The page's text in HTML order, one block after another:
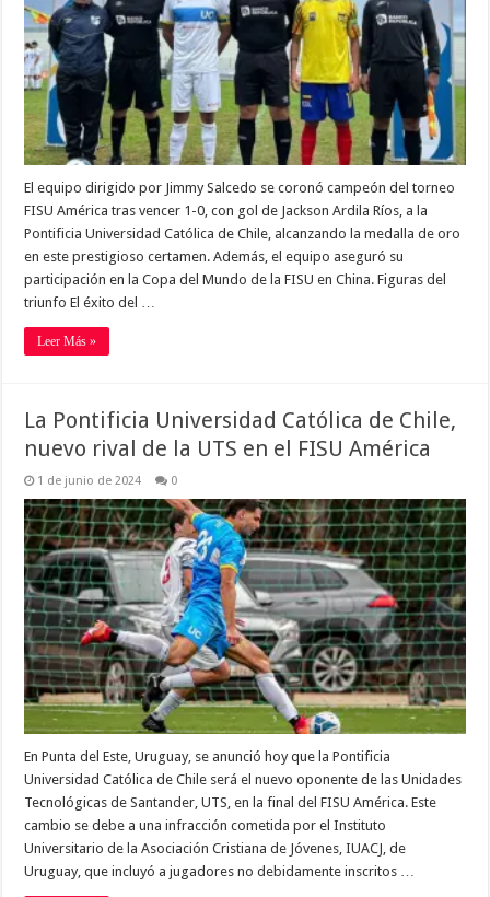
El equipo dirigido por Jimmy Salcedo se coronó campeón del torneo
FISU América tras vencer 1-0, con gol de Jackson Ardila Ríos, a la
Pontificia Universidad Católica de Chile, alcanzando la medalla de oro
en este prestigioso certamen. Además, el equipo aseguró su
participación en la Copa del Mundo de la FISU en China. Figuras del
triunfo El éxito del …
Leer Más »
La Pontificia Universidad Católica de Chile,
nuevo rival de la UTS en el FISU América
1 de junio de 2024 0
En Punta del Este, Uruguay, se anunció hoy que la Pontificia
Universidad Católica de Chile será el nuevo oponente de las Unidades
Tecnológicas de Santander, UTS, en la final del FISU América. Este
cambio se debe a una infracción cometida por el Instituto
Universitario de la Asociación Cristiana de Jóvenes, IUACJ, de
Uruguay, que incluyó a jugadores no debidamente inscritos …